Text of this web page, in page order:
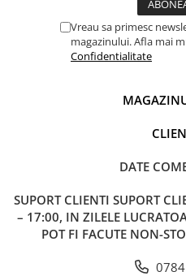
Vreau sa primesc
magazinului. Afla mai
Confidentialitate
DATE
SUPORT CLIENTI SUPORT
– 17:00, IN ZILELE
POT FI FACUTE NON-